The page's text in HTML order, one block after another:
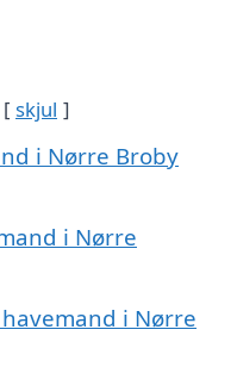
skjul
i Nørre Broby
i Nørre
i Nørre